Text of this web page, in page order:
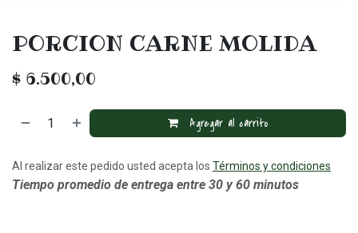
PORCION CARNE MOLIDA
$ 6.500,00
Agregar al carrito
Al realizar este pedido usted acepta los Términos y condiciones
Tiempo promedio de entrega entre 30 y 60 minutos